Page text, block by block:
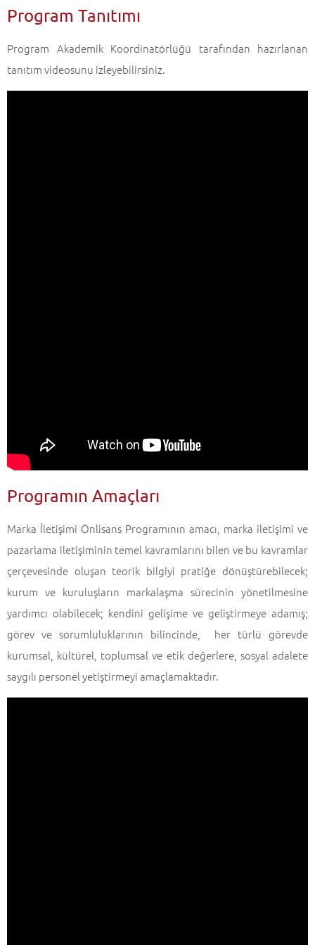
Program Tanıtımı
Program Akademik Koordinatörlüğü tarafından hazırlanan
tanıtım videosunu izleyebilirsiniz.
Programın Amaçları
Marka İletişimi Önlisans Programının amacı, marka iletişimi ve
pazarlama iletişiminin temel kavramlarını bilen ve bu kavramlar
çerçevesinde oluşan teorik bilgiyi pratiğe dönüştürebilecek;
kurum ve kuruluşların markalaşma sürecinin yönetilmesine
yardımcı olabilecek; kendini gelişime ve geliştirmeye adamış;
görev ve sorumluluklarının bilincinde, her türlü görevde
kurumsal, kültürel, toplumsal ve etik değerlere, sosyal adalete
saygılı personel yetiştirmeyi amaçlamaktadır.